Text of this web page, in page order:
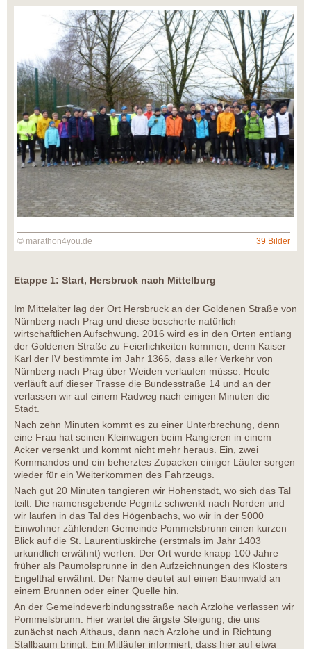
© marathon4you.de 39 Bilder
Etappe 1: Start, Hersbruck nach Mittelburg
Im Mittelalter lag der Ort Hersbruck an der Goldenen Straße von
Nürnberg nach Prag und diese bescherte natürlich
wirtschaftlichen Aufschwung. 2016 wird es in den Orten entlang
der Goldenen Straße zu Feierlichkeiten kommen, denn Kaiser
Karl der IV bestimmte im Jahr 1366, dass aller Verkehr von
Nürnberg nach Prag über Weiden verlaufen müsse. Heute
verläuft auf dieser Trasse die Bundesstraße 14 und an der
verlassen wir auf einem Radweg nach einigen Minuten die
Stadt.
Nach zehn Minuten kommt es zu einer Unterbrechung, denn
eine Frau hat seinen Kleinwagen beim Rangieren in einem
Acker versenkt und kommt nicht mehr heraus. Ein, zwei
Kommandos und ein beherztes Zupacken einiger Läufer sorgen
wieder für ein Weiterkommen des Fahrzeugs.
Nach gut 20 Minuten tangieren wir Hohenstadt, wo sich das Tal
teilt. Die namensgebende Pegnitz schwenkt nach Norden und
wir laufen in das Tal des Högenbachs, wo wir in der 5000
Einwohner zählenden Gemeinde Pommelsbrunn einen kurzen
Blick auf die St. Laurentiuskirche (erstmals im Jahr 1403
urkundlich erwähnt) werfen. Der Ort wurde knapp 100 Jahre
früher als Paumolsprunne in den Aufzeichnungen des Klosters
Engelthal erwähnt. Der Name deutet auf einen Baumwald an
einem Brunnen oder einer Quelle hin.
An der Gemeindeverbindungsstraße nach Arzlohe verlassen wir
Pommelsbrunn. Hier wartet die ärgste Steigung, die uns
zunächst nach Althaus, dann nach Arzlohe und in Richtung
Stallbaum bringt. Ein Mitläufer informiert, dass hier auf etwa